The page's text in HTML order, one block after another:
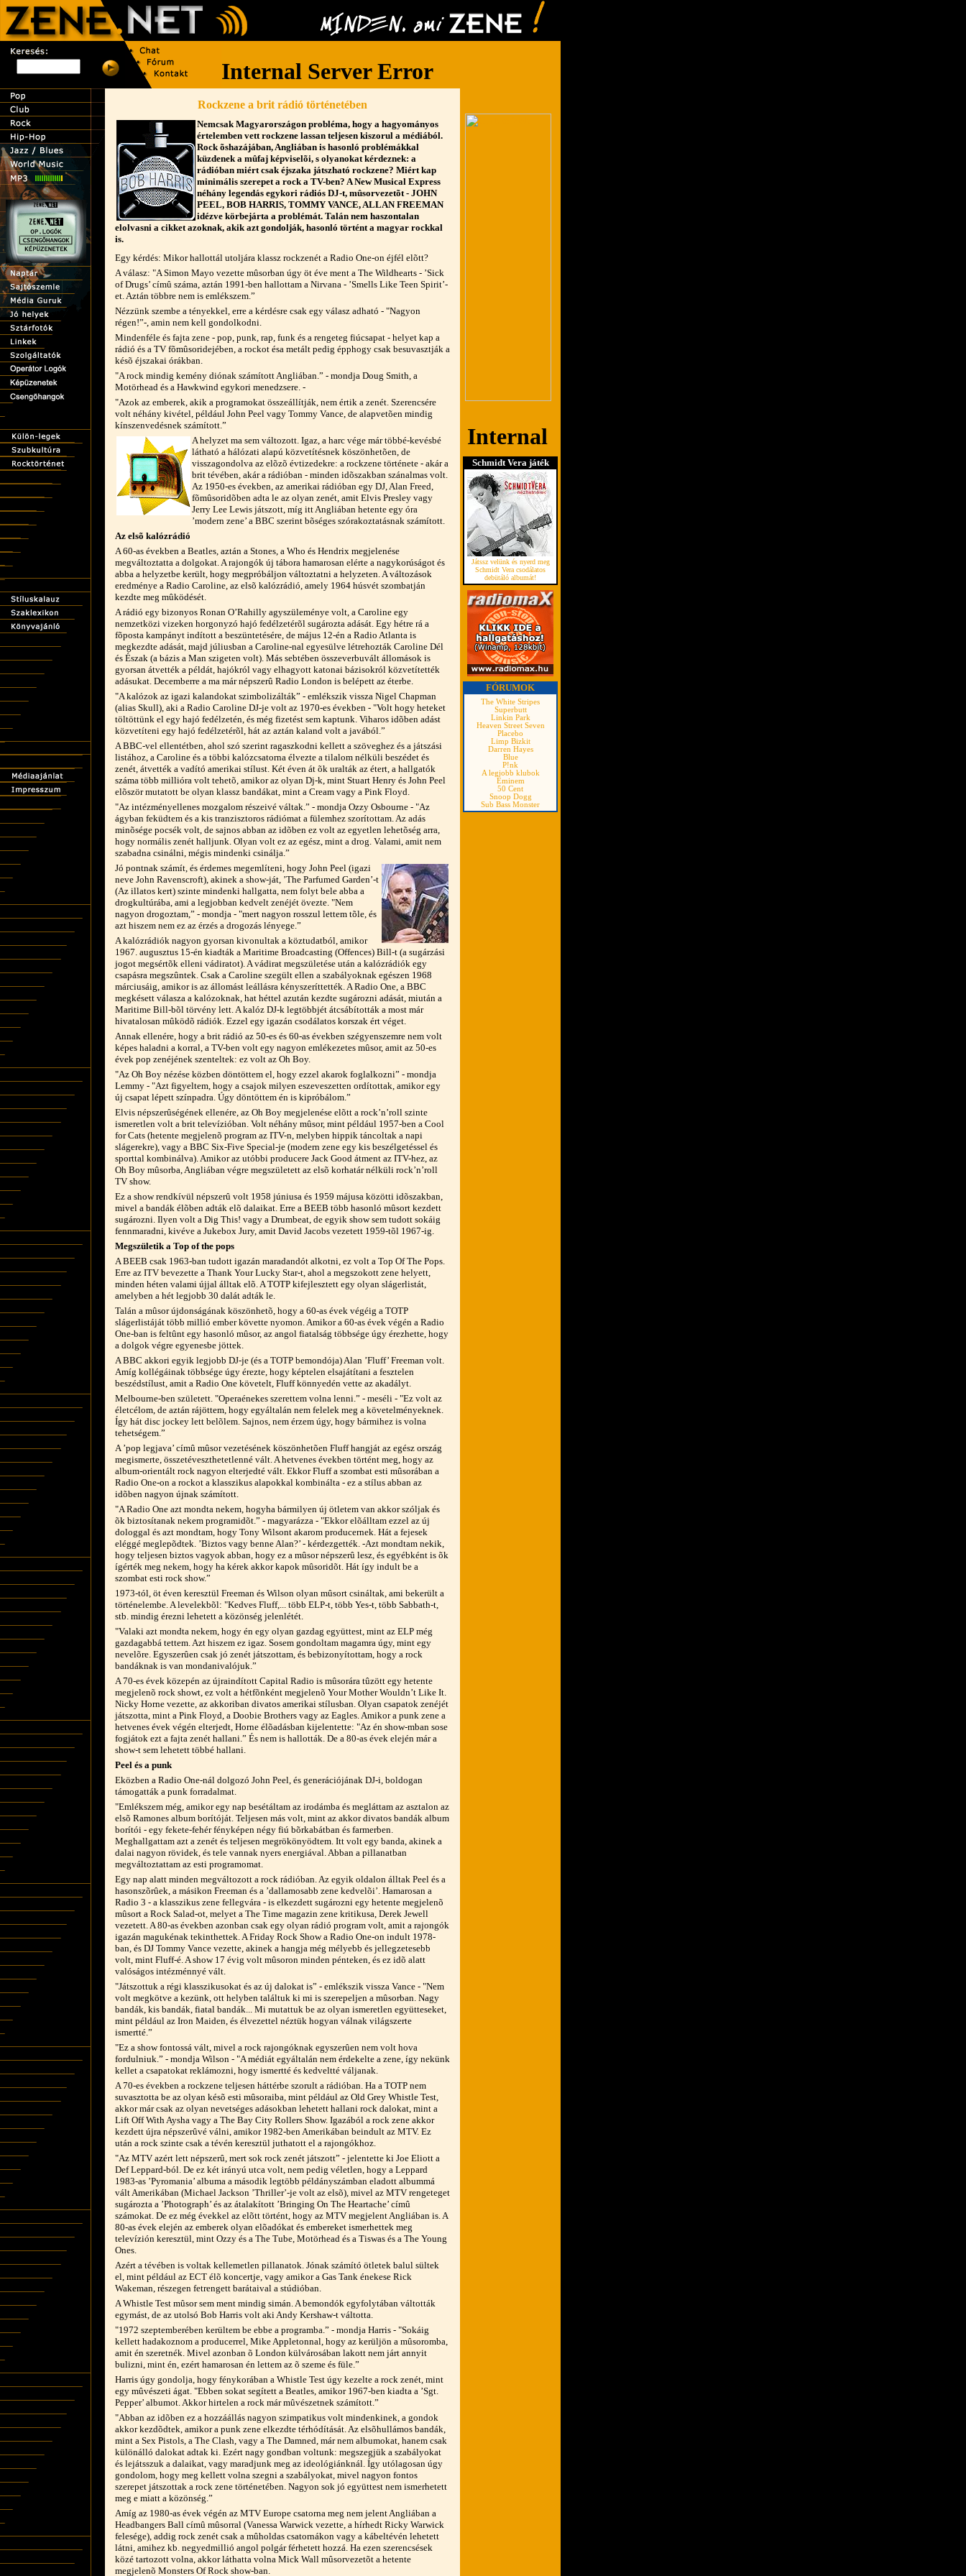
Rockzene a brit rádió történetében
Nemcsak Magyarországon probléma, hogy a hagyományos
értelemben vett rockzene lassan teljesen kiszorul a médiából.
Rock õshazájában, Angliában is hasonló problémákkal
küzdenek a mûfaj képviselõi, s olyanokat kérdeznek: a
rádióban miért csak éjszaka játszható rockzene? Miért kap
minimális szerepet a rock a TV-ben? A New Musical Express
néhány legendás egykori rádiós DJ-t, mûsorvezetõt - JOHN
PEEL, BOB HARRIS, TOMMY VANCE, ALLAN FREEMAN
idézve körbejárta a problémát. Talán nem haszontalan
elolvasni a cikket azoknak, akik azt gondolják, hasonló történt a magyar rockkal
is.
Egy kérdés: Mikor hallottál utoljára klassz rockzenét a Radio One-on éjfél elõtt?
A válasz: "A Simon Mayo vezette mûsorban úgy öt éve ment a The Wildhearts - ’Sick
of Drugs’ címû száma, aztán 1991-ben hallottam a Nirvana - ’Smells Like Teen Spirit’-
et. Aztán többre nem is emlékszem.”
Nézzünk szembe a tényekkel, erre a kérdésre csak egy válasz adható - "Nagyon
régen!”-, amin nem kell gondolkodni.
Mindenféle és fajta zene - pop, punk, rap, funk és a rengeteg fiúcsapat - helyet kap a
rádió és a TV fõmûsoridejében, a rockot ésa metált pedig épphogy csak besuvasztják a
késõ éjszakai órákban.
"A rock mindig kemény diónak számított Angliában.” - mondja Doug Smith, a
Motörhead és a Hawkwind egykori menedzsere. -
"Azok az emberek, akik a programokat összeállítják, nem értik a zenét. Szerencsére
volt néhány kivétel, például John Peel vagy Tommy Vance, de alapvetõen mindig
kínszenvedésnek számított.”
A helyzet ma sem változott. Igaz, a harc vége már többé-kevésbé
látható a hálózati alapú közvetítésnek köszönhetõen, de
visszagondolva az elõzõ évtizedekre: a rockzene története - akár a
brit tévében, akár a rádióban - minden idõszakban szánalmas volt.
Az 1950-es években, az amerikai rádióban egy DJ, Alan Freed,
fõmûsoridõben adta le az olyan zenét, amit Elvis Presley vagy
Jerry Lee Lewis játszott, míg itt Angliában hetente egy óra
’modern zene’ a BBC szerint bõséges szórakoztatásnak számított.
Az elsõ kalózrádió
A 60-as években a Beatles, aztán a Stones, a Who és Hendrix megjelenése
megváltoztatta a dolgokat. A rajongók új tábora hamarosan elérte a nagykorúságot és
abba a helyzetbe került, hogy megpróbáljon változtatni a helyzeten. A változások
eredménye a Radio Caroline, az elsõ kalózrádió, amely 1964 húsvét szombatján
kezdte meg mûködését.
A rádió egy bizonyos Ronan O’Rahilly agyszüleménye volt, a Caroline egy
nemzetközi vizeken horgonyzó hajó fedélzetérõl sugározta adását. Egy hétre rá a
fõposta kampányt indított a beszüntetésére, de május 12-én a Radio Atlanta is
megkezdte adását, majd júliusban a Caroline-nal egyesülve létrehozták Caroline Dél
és Észak (a bázis a Man szigeten volt). Más sebtében összeverbuvált állomások is
gyorsan átvették a példát, hajókról vagy elhagyott katonai bázisokról közvetítették
adásukat. Decemberre a ma már népszerû Radio London is belépett az éterbe.
"A kalózok az igazi kalandokat szimbolizálták” - emlékszik vissza Nigel Chapman
(alias Skull), aki a Radio Caroline DJ-je volt az 1970-es években - "Volt hogy heteket
töltöttünk el egy hajó fedélzetén, és még fizetést sem kaptunk. Viharos idõben adást
közvetíteni egy hajó fedélzetérõl, hát az aztán kaland volt a javából.”
A BBC-vel ellentétben, ahol szó szerint ragaszkodni kellett a szöveghez és a játszási
listához, a Caroline és a többi kalózcsatorna élvezte a tilalom nélküli beszédet és
zenét, átvették a vadító amerikai stílust. Két éven át õk uralták az étert, a hallgatók
száma több millióra volt tehetõ, amikor az olyan Dj-k, mint Stuart Henry és John Peel
elõször mutatott be olyan klassz bandákat, mint a Cream vagy a Pink Floyd.
"Az intézményellenes mozgalom részeivé váltak.” - mondja Ozzy Osbourne - "Az
ágyban feküdtem és a kis tranzisztoros rádiómat a fülemhez szorítottam. Az adás
minõsége pocsék volt, de sajnos abban az idõben ez volt az egyetlen lehetõség arra,
hogy normális zenét halljunk. Olyan volt ez az egész, mint a drog. Valami, amit nem
szabadna csinálni, mégis mindenki csinálja.”
Jó pontnak számít, és érdemes megemlíteni, hogy John Peel (igazi
neve John Ravenscroft), akinek a show-ját, ’The Parfumed Garden’-t
(Az illatos kert) szinte mindenki hallgatta, nem folyt bele abba a
drogkultúrába, ami a legjobban kedvelt zenéjét övezte. "Nem
nagyon drogoztam,” - mondja - "mert nagyon rosszul lettem tõle, és
azt hiszem nem ez az érzés a drogozás lényege.”
A kalózrádiók nagyon gyorsan kivonultak a köztudatból, amikor
1967. augusztus 15-én kiadták a Maritime Broadcasting (Offences) Bill-t (a sugárzási
jogot megsértõk elleni vádiratot). A vádirat megszületése után a kalózrádiók egy
csapásra megszûntek. Csak a Caroline szegült ellen a szabályoknak egészen 1968
márciusáig, amikor is az állomást leállásra kényszeríttették. A Radio One, a BBC
megkésett válasza a kalózoknak, hat héttel azután kezdte sugározni adását, miután a
Maritime Bill-bõl törvény lett. A kalóz DJ-k legtöbbjét átcsábították a most már
hivatalosan mûködõ rádiók. Ezzel egy igazán csodálatos korszak ért véget.
Annak ellenére, hogy a brit rádió az 50-es és 60-as években szégyenszemre nem volt
képes haladni a korral, a TV-ben volt egy nagyon emlékezetes mûsor, amit az 50-es
évek pop zenéjének szenteltek: ez volt az Oh Boy.
"Az Oh Boy nézése közben döntöttem el, hogy ezzel akarok foglalkozni” - mondja
Lemmy - "Azt figyeltem, hogy a csajok milyen eszeveszetten ordítottak, amikor egy
új csapat lépett színpadra. Úgy döntöttem én is kipróbálom.”
Elvis népszerûségének ellenére, az Oh Boy megjelenése elõtt a rock’n’roll szinte
ismeretlen volt a brit televízióban. Volt néhány mûsor, mint például 1957-ben a Cool
for Cats (hetente megjelenõ program az ITV-n, melyben hippik táncoltak a napi
slágerekre), vagy a BBC Six-Five Special-je (modern zene egy kis beszélgetéssel és
sporttal kombinálva). Amikor az utóbbi producere Jack Good átment az ITV-hez, az
Oh Boy mûsorba, Angliában végre megszületett az elsõ korhatár nélküli rock’n’roll
TV show.
Ez a show rendkívül népszerû volt 1958 júniusa és 1959 májusa közötti idõszakban,
mivel a bandák élõben adták elõ dalaikat. Erre a BEEB több hasonló mûsort kezdett
sugározni. Ilyen volt a Dig This! vagy a Drumbeat, de egyik show sem tudott sokáig
fennmaradni, kivéve a Jukebox Jury, amit David Jacobs vezetett 1959-tõl 1967-ig.
Megszületik a Top of the pops
A BEEB csak 1963-ban tudott igazán maradandót alkotni, ez volt a Top Of The Pops.
Erre az ITV bevezette a Thank Your Lucky Star-t, ahol a megszokott zene helyett,
minden héten valami újjal álltak elõ. A TOTP kifejlesztett egy olyan slágerlistát,
amelyben a hét legjobb 30 dalát adták le.
Talán a mûsor újdonságának köszönhetõ, hogy a 60-as évek végéig a TOTP
slágerlistáját több millió ember követte nyomon. Amikor a 60-as évek végén a Radio
One-ban is feltûnt egy hasonló mûsor, az angol fiatalság többsége úgy érezhette, hogy
a dolgok végre egyenesbe jöttek.
A BBC akkori egyik legjobb DJ-je (és a TOTP bemondója) Alan ’Fluff’ Freeman volt.
Amíg kollégáinak többsége úgy érezte, hogy képtelen elsajátítani a fesztelen
beszédstílust, amit a Radio One követelt, Fluff könnyedén vette az akadályt.
Melbourne-ben született. "Operaénekes szerettem volna lenni.” - meséli - "Ez volt az
életcélom, de aztán rájöttem, hogy egyáltalán nem felelek meg a követelményeknek.
Így hát disc jockey lett belõlem. Sajnos, nem érzem úgy, hogy bármihez is volna
tehetségem.”
A ’pop legjava’ címû mûsor vezetésének köszönhetõen Fluff hangját az egész ország
megismerte, összetéveszthetetlenné vált. A hetvenes években történt meg, hogy az
album-orientált rock nagyon elterjedté vált. Ekkor Fluff a szombat esti mûsorában a
Radio One-on a rockot a klasszikus alapokkal kombinálta - ez a stílus abban az
idõben nagyon újnak számított.
"A Radio One azt mondta nekem, hogyha bármilyen új ötletem van akkor szóljak és
õk biztosítanak nekem programidõt.” - magyarázza - "Ekkor elõálltam ezzel az új
dologgal és azt mondtam, hogy Tony Wilsont akarom producernek. Hát a fejesek
eléggé meglepõdtek. ’Biztos vagy benne Alan?’ - kérdezgették. -Azt mondtam nekik,
hogy teljesen biztos vagyok abban, hogy ez a mûsor népszerû lesz, és egyébként is õk
ígérték meg nekem, hogy ha kérek akkor kapok mûsoridõt. Hát így indult be a
szombat esti rock show.”
1973-tól, öt éven keresztül Freeman és Wilson olyan mûsort csináltak, ami bekerült a
történelembe. A levelekbõl: "Kedves Fluff,... több ELP-t, több Yes-t, több Sabbath-t,
stb. mindig érezni lehetett a közönség jelenlétét.
"Valaki azt mondta nekem, hogy én egy olyan gazdag együttest, mint az ELP még
gazdagabbá tettem. Azt hiszem ez igaz. Sosem gondoltam magamra úgy, mint egy
nevelõre. Egyszerûen csak jó zenét játszottam, és bebizonyítottam, hogy a rock
bandáknak is van mondanivalójuk.”
A 70-es évek közepén az újraindított Capital Radio is mûsorára tûzött egy hetente
megjelenõ rock showt, ez volt a hétfõnként megjelenõ Your Mother Wouldn’t Like It.
Nicky Horne vezette, az akkoriban divatos amerikai stílusban. Olyan csapatok zenéjét
játszotta, mint a Pink Floyd, a Doobie Brothers vagy az Eagles. Amikor a punk zene a
hetvenes évek végén elterjedt, Horne élõadásban kijelentette: "Az én show-mban sose
fogjátok ezt a fajta zenét hallani.” És nem is hallották. De a 80-as évek elején már a
show-t sem lehetett többé hallani.
Peel és a punk
Eközben a Radio One-nál dolgozó John Peel, és generációjának DJ-i, boldogan
támogatták a punk forradalmat.
"Emlékszem még, amikor egy nap besétáltam az irodámba és megláttam az asztalon az
elsõ Ramones album borítóját. Teljesen más volt, mint az akkor divatos bandák album
borítói - egy fekete-fehér fényképen négy fiú bõrkabátban és farmerben.
Meghallgattam azt a zenét és teljesen megrökönyödtem. Itt volt egy banda, akinek a
dalai nagyon rövidek, és tele vannak nyers energiával. Abban a pillanatban
megváltoztattam az esti programomat.
Egy nap alatt minden megváltozott a rock rádióban. Az egyik oldalon álltak Peel és a
hasonszõrûek, a másikon Freeman és a ’dallamosabb zene kedvelõi’. Hamarosan a
Radio 3 - a klasszikus zene fellegvára - is elkezdett sugározni egy hetente megjelenõ
mûsort a Rock Salad-ot, melyet a The Time magazin zene kritikusa, Derek Jewell
vezetett. A 80-as években azonban csak egy olyan rádió program volt, amit a rajongók
igazán magukénak tekinthettek. A Friday Rock Show a Radio One-on indult 1978-
ban, és DJ Tommy Vance vezette, akinek a hangja még mélyebb és jellegzetesebb
volt, mint Fluff-é. A show 17 évig volt mûsoron minden pénteken, és ez idõ alatt
valóságos intézménnyé vált.
"Játszottuk a régi klasszikusokat és az új dalokat is” - emlékszik vissza Vance - "Nem
volt megkötve a kezünk, ott helyben találtuk ki mi is szerepeljen a mûsorban. Nagy
bandák, kis bandák, fiatal bandák... Mi mutattuk be az olyan ismeretlen együtteseket,
mint például az Iron Maiden, és élvezettel néztük hogyan válnak világszerte
ismertté.”
"Ez a show fontossá vált, mivel a rock rajongóknak egyszerûen nem volt hova
fordulniuk.” - mondja Wilson - "A médiát egyáltalán nem érdekelte a zene, így nekünk
kellet a csapatokat reklámozni, hogy ismertté és kedveltté váljanak.
A 70-es években a rockzene teljesen háttérbe szorult a rádióban. Ha a TOTP nem
suvasztotta be az olyan késõ esti mûsoraiba, mint például az Old Grey Whistle Test,
akkor már csak az olyan nevetséges adásokban lehetett hallani rock dalokat, mint a
Lift Off With Aysha vagy a The Bay City Rollers Show. Igazából a rock zene akkor
kezdett újra népszerûvé válni, amikor 1982-ben Amerikában beindult az MTV. Ez
után a rock szinte csak a tévén keresztül juthatott el a rajongókhoz.
"Az MTV azért lett népszerû, mert sok rock zenét játszott” - jelentette ki Joe Eliott a
Def Leppard-ból. De ez két irányú utca volt, nem pedig véletlen, hogy a Leppard
1983-as ’Pyromania’ albuma a második legtöbb példányszámban eladott albummá
vált Amerikában (Michael Jackson ’Thriller’-je volt az elsõ), mivel az MTV rengeteget
sugározta a ’Photograph’ és az átalakított ’Bringing On The Heartache’ címû
számokat. De ez még évekkel az elõtt történt, hogy az MTV megjelent Angliában is. A
80-as évek elején az emberek olyan elõadókat és embereket ismerhettek meg
televízión keresztül, mint Ozzy és a The Tube, Motörhead és a Tiswas és a The Young
Ones.
Azért a tévében is voltak kellemetlen pillanatok. Jónak számító ötletek balul sültek
el, mint például az ECT élõ koncertje, vagy amikor a Gas Tank énekese Rick
Wakeman, részegen fetrengett barátaival a stúdióban.
A Whistle Test mûsor sem ment mindig simán. A bemondók egyfolytában váltották
egymást, de az utolsó Bob Harris volt aki Andy Kershaw-t váltotta.
"1972 szeptemberében kerültem be ebbe a programba.” - mondja Harris - "Sokáig
kellett hadakoznom a producerrel, Mike Appletonnal, hogy az kerüljön a mûsoromba,
amit én szeretnék. Mivel azonban õ London külvárosában lakott nem járt annyit
bulizni, mint én, ezért hamarosan én lettem az õ szeme és füle.”
Harris úgy gondolja, hogy fénykorában a Whistle Test úgy kezelte a rock zenét, mint
egy mûvészeti ágat. "Ebben sokat segített a Beatles, amikor 1967-ben kiadta a ’Sgt.
Pepper’ albumot. Akkor hirtelen a rock már mûvészetnek számított.”
"Abban az idõben ez a hozzáállás nagyon szimpatikus volt mindenkinek, a gondok
akkor kezdõdtek, amikor a punk zene elkezdte térhódítását. Az elsõhullámos bandák,
mint a Sex Pistols, a The Clash, vagy a The Damned, már nem albumokat, hanem csak
különálló dalokat adtak ki. Ezért nagy gondban voltunk: megszegjük a szabályokat
és lejátsszuk a dalaikat, vagy maradjunk meg az ideológiánknál. Így utólagosan úgy
gondolom, hogy meg kellett volna szegni a szabályokat, mivel nagyon fontos
szerepet játszottak a rock zene történetében. Nagyon sok jó együttest nem ismerhetett
meg e miatt a közönség.”
Amíg az 1980-as évek végén az MTV Europe csatorna meg nem jelent Angliában a
Headbangers Ball címû mûsorral (Vanessa Warwick vezette, a hírhedt Ricky Warwick
felesége), addig rock zenét csak a mûholdas csatornákon vagy a kábeltévén lehetett
látni, amihez kb. negyedmillió angol polgár férhetett hozzá. Ha ezen szerencsések
közé tartozott volna, akkor láthatta volna Mick Wall mûsorvezetõt a hetente
megjelenõ Monsters Of Rock show-ban.
Schmidt Vera játék
Játssz velünk és nyerd meg
Schmidt Vera csodálatos
debütáló albumát!
FÓRUMOK
The White Stripes
Superbutt
Linkin Park
Heaven Street Seven
Placebo
Limp Bizkit
Darren Hayes
Blue
P!nk
A legjobb klubok
Eminem
50 Cent
Snoop Dogg
Sub Bass Monster